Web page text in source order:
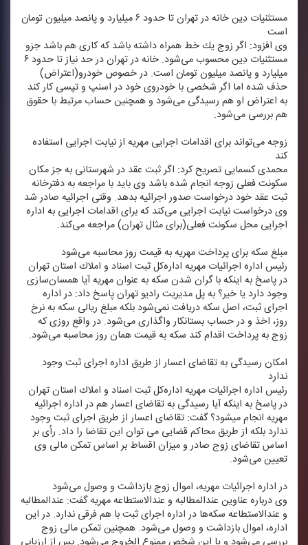
مستثنیات دِین خانه در تهران تا حدود ۶ میلیارد و پانصد میلیون تومان
است
وی افزود: اگر زوج یك خط همراه داشته باشد كه كاری هم باشد جزو
مستثنیات دِین محسوب می‌شود. خانه در تهران در حد نیاز تا حدود ۶
میلیارد و پانصد میلیون تومان است. در خصوص خودرو(اعتراض)
حذف شده اما اگر شخصی با خودروی خود در اسنپ و تپسی كار كند
به اعتراض او هم رسیدگی می‌شود و همچنین حساب مرتبط با حقوق
هم بررسی می‌شود.
زوجه می‌تواند برای اقدامات اجرایی مهریه از نیابت اجرایی استفاده
كند
محمدی كسمایی تصریح كرد: اگر ثبت عقد در شهرستانی به جز مكان
سكونت فعلی زوجه انجام شده باشد وی باید با مراجعه به دفترخانه
ثبت عقد خود درخواست صدور اجرائیه بدهد. وقتی اجرائیه صادر شد
وی درخواست نیابت اجرایی می‌كند كه برای اقدامات اجرایی به اداره
اجرایی محل سكونت فعلی(برای مثال تهران) مراجعه می‌كند.
مبلغ سكه برای پرداخت مهریه به قیمت روز محاسبه می‌شود
رئیس اداره اجرائیات مهریه اداره‌كل ثبت اسناد و املاك استان تهران
در پاسخ به اینكه با گران شدن سكه به عنوان مهریه آیا همسان‌سازی
وجود دارد یا خیر؟ به پل مدیریت رادیو تهران پاسخ داد: در اداره
اجرای ثبت، اصل سكه دریافت نمی‌شود بلكه مبلغ ریالی سكه به نرخ
روز، اخذ و در حساب بستانكار واگذاری می‌شود. در واقع روزی كه
زوج به پرداخت اقدام كند سكه به قیمت همان روز محاسبه می‌شود.
امكان رسیدگی به تقاضای اعسار از طریق اداره اجرای ثبت وجود
ندارد
رئیس اداره اجرائیات مهریه اداره‌كل ثبت اسناد و املاك استان تهران
در پاسخ به اینكه آیا رسیدگی به تقاضای اعسار هم در اداره اجرائیه
مهریه انجام میشود؟ گفت: تقاضای اعسار از طریق اجرای ثبت وجود
ندارد بلكه از طریق محاكم قضایی می توان این تقاضا را داد. رأی بر
اساس تقاضای زوج صادر و میزان اقساط بر اساس تمكن مالی وی
تعیین می‌شود.
در اداره اجرائیات مهریه، اموال زوج بازداشت و وصول می‌شود
وی درباره عناوین عندالمطالبه و عندالاستطاعه مهریه گفت: عندالمطالبه
و عندالاستطاعه سكه‌ها در اداره اجرای ثبت با هم فرقی ندارد. در این
اداره، اموال بازداشت و وصول می‌شود. همچنین تمكن مالی زوج